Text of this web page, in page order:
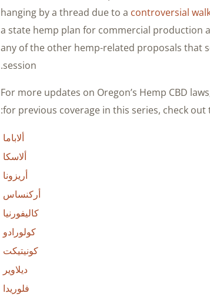
hanging by a thread due to a controversial
a state hemp plan for commercial production
any of the other hemp-related proposals that
session.
For more updates on Oregon’s Hemp CBD
for previous coverage in this series, check out
ألاباما
ألاسكا
أريزونا
أركنساس
كاليفورنيا
كولورادو
كونيتيكت
ديلاوير
فلوريدا